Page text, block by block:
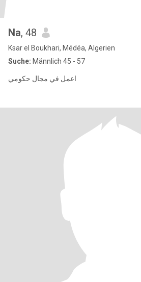
Na, 48
Ksar el Boukhari, Médéa, Algerien
Suche: Männlich 45 - 57
اعمل في مجال حكومي